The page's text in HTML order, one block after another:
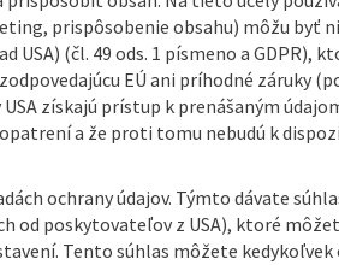
hills before continuing towards
to pause for a moment, while
prispôsobenie obsahu) môžu byť
(čl. 49 ods. 1 písmeno a GDPR),
EÚ ani príhodné záruky
získajú prístup k prenášaným
a že proti tomu nebudú k
ochrany údajov. Týmto dávate
od poskytovateľov z USA), ktoré
Tento súhlas môžete kedykoľvek